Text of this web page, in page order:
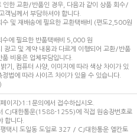
인한 교환/반품인 경우, 다음과 같이 상품 회수/
객님께서 부담하셔야 합니다.
수 및 재배송에 필요한 교환택배비 (편도2,500원
수에 필요한 반품택배비 5,000 원
광고 및 계약 내용과 다르게 이행되어 교환/반품
비용은 업체부담입니다.
기, 컴퓨터 사양, 이미지에 따라 색상 차이가 있
법에 따라 사이즈 차이가 있을 수 있습니다.
이지>1:1문의에서 접수하십시오.
CJ대한통운(1588-1255)에 직접 원송장번호로
합니다.
택시 도일동 도일로 327 / CJ대한통운 엘칸토